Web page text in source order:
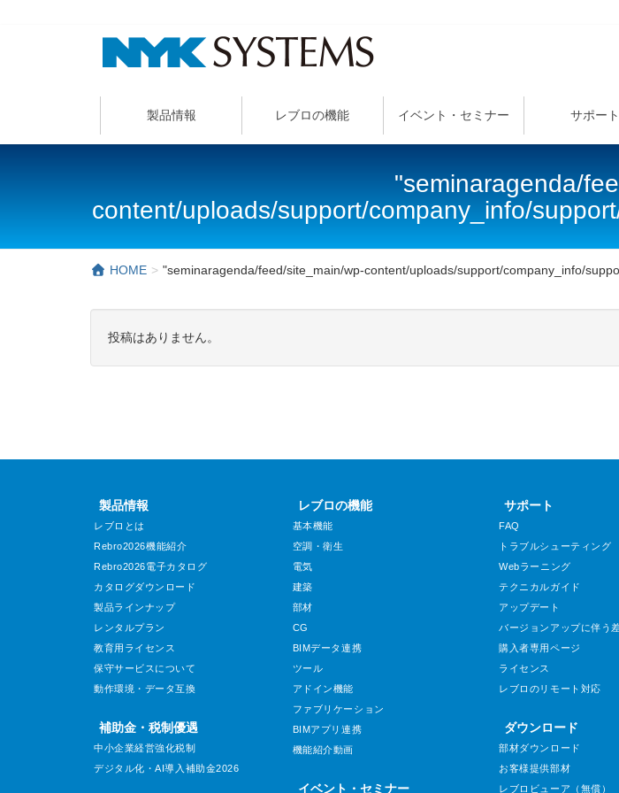
製品情報 レブロの機能 イベント・セミナー サポート
"seminaragenda/
content/uploads/support/company_info/
HOME "seminaragenda/feed/site_main/wp-content/uploads/support/company_info/
投稿はありません。
製品情報
レブロとは
Rebro2026機能紹介
Rebro2026電子カタログ
カタログダウンロード
製品ラインナップ
レンタルプラン
教育用ライセンス
保守サービスについて
動作環境・データ互換
補助金・税制優遇
中小企業経営強化税制
デジタル化・AI導入補助金2026
レブロの機能
基本機能
空調・衛生
電気
建築
部材
CG
BIMデータ連携
ツール
アドイン機能
ファブリケーション
BIMアプリ連携
機能紹介動画
イベント・セミナー
サポート
FAQ
トラブルシューティング
Webラーニング
テクニカルガイド
アップデート
バージョンアップに伴う
購入者専用ページ
ライセンス
レブロのリモート対応
ダウンロード
部材ダウンロード
お客様提供部材
レブロビューア（無償）